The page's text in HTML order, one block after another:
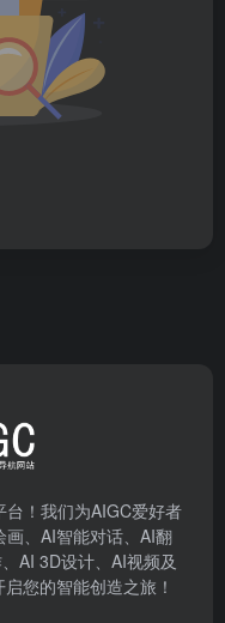
！我们为AIGC爱好者
、AI智能对话、AI翻
AI 3D设计、AI视频及
您的智能创造之旅！